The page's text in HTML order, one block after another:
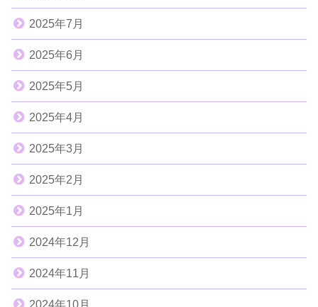
2025年7月
2025年6月
2025年5月
2025年4月
2025年3月
2025年2月
2025年1月
2024年12月
2024年11月